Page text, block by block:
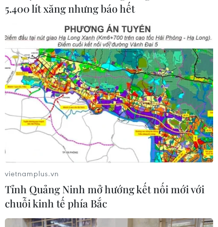
Đại sứ Đặng Đình Quý bày tỏ quan ngại sâu sắc về tình
hình nhân đạo ở Gaza và các vùng lãnh thổ Palestine bị
chiếm đóng khác, đặc biệt trong bối cảnh COVID-19
đang lây lan nhanh.
5.400 lít xăng nhưng báo hết
vietnamplus.vn
Tỉnh Quảng Ninh mở hướng kết nối mới với
chuỗi kinh tế phía Bắc